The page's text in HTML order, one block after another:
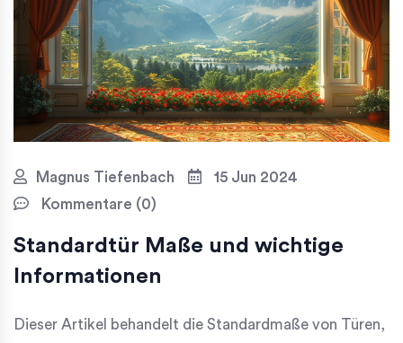
Magnus Tiefenbach
15 Jun 2024
Kommentare (0)
Standardtür Maße und wichtige
Informationen
Dieser Artikel behandelt die Standardmaße von Türen,